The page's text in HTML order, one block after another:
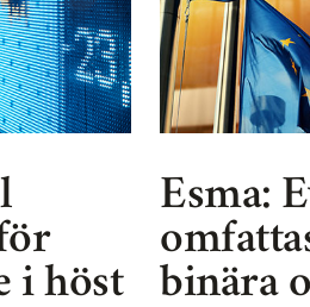
i höst
Esma:
binära